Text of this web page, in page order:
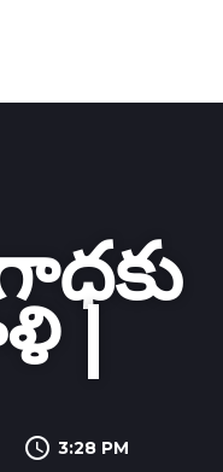
|
3:28 PM